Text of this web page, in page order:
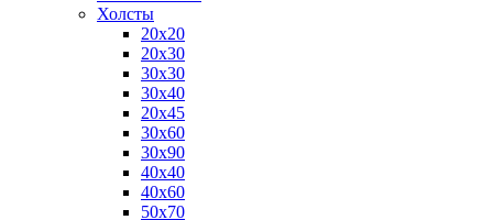
Холсты
20х20
20х30
30х30
30х40
20х45
30х60
30х90
40х40
40х60
50х70